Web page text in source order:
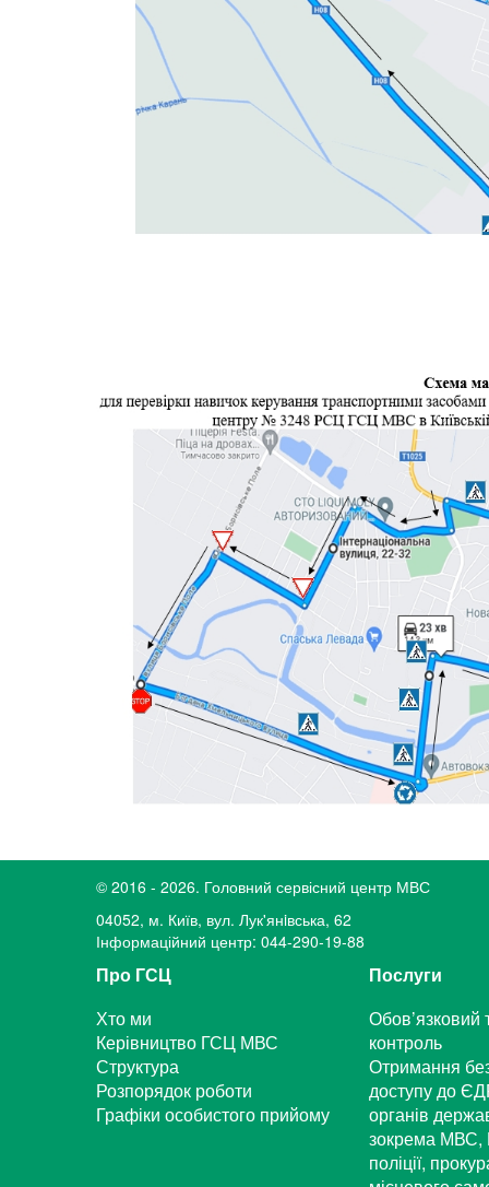
© 2016 - 2026. Головний сервісний центр МВС
04052, м. Київ, вул. Лук'янiвська, 62
Інформаційний центр: 044-290-19-88
Про ГСЦ
Хто ми
Керівництво ГСЦ МВС
Структура
Розпорядок роботи
Графіки особистого прийому
Послуги
Обов’язковий
контроль
Отримання
доступу до
органів
зокрема МВС,
поліції,